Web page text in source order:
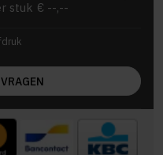
stuk € --,--